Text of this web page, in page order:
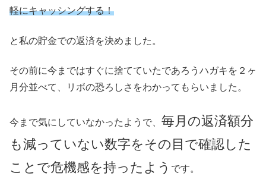
軽にキャッシングする！
と私の貯金での返済を決めました。
その前に今まではすぐに捨てていたであろうハガキを２ヶ
月分並べて、リボの恐ろしさをわかってもらいました。
今まで気にしていなかったようで、 毎月の返済額分
も減っていない数字をその目で確認した
ことで危機感を持ったよう です。